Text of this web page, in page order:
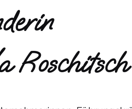
Roschitsch